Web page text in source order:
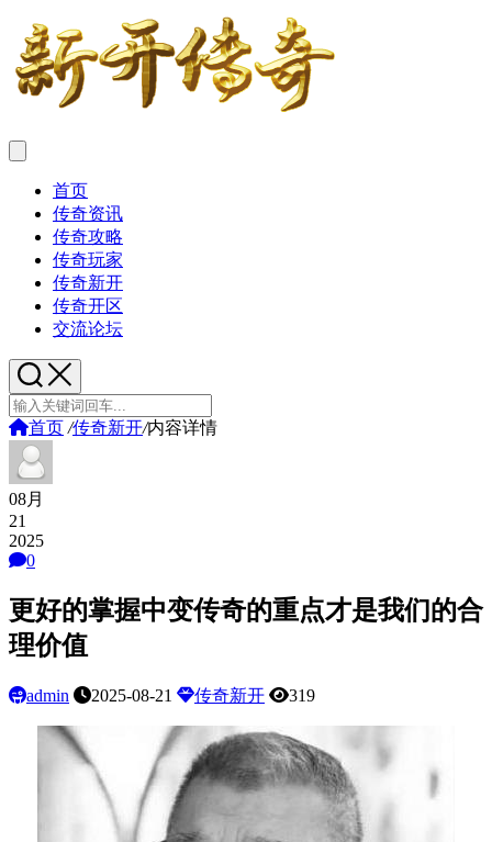
首页
传奇资讯
传奇攻略
传奇玩家
传奇新开
传奇开区
交流论坛
首页 /传奇新开/内容详情
08月
21
2025
0
更好的掌握中变传奇的重点才是我们的合
理价值
admin 2025-08-21 传奇新开 319